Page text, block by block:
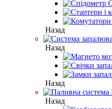
Назад
Назад
Назад
Назад